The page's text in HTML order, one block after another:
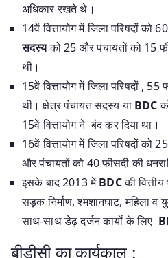
अधिकार रखते थे।
14वें वित्तायोग में जिला परिषदों को
सदस्यको 25 और पंचायतों को 15
थी।
15वें वित्तायोग में जिला परिषदों , 55
थी। क्षेत्र पंचायत सदस्य या BDC
15वें वित्तायोग ने बंद कर दिया था।
16वें वित्तायोग में जिला परिषदों को
और पंचायतों को 40 फीसदी की
इसके बाद 2013 मेंBDCकी
सड़क निर्माण, श्मशानघाट, महिला
साथ-साथ डेढ़ दर्जन कार्यों के लिए
बीडीसी का कार्यकाल :